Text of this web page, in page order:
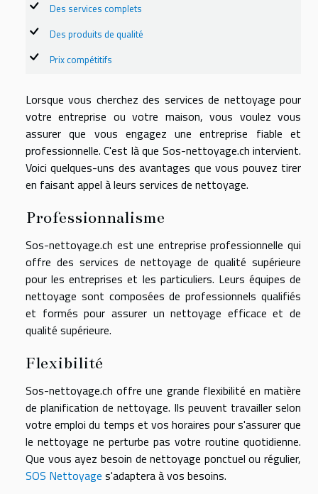
Des services complets
Des produits de qualité
Prix compétitifs
Lorsque vous cherchez des services de nettoyage pour
votre entreprise ou votre maison, vous voulez vous
assurer que vous engagez une entreprise fiable et
professionnelle. C'est là que Sos-nettoyage.ch intervient.
Voici quelques-uns des avantages que vous pouvez tirer
en faisant appel à leurs services de nettoyage.
Professionnalisme
Sos-nettoyage.ch est une entreprise professionnelle qui
offre des services de nettoyage de qualité supérieure
pour les entreprises et les particuliers. Leurs équipes de
nettoyage sont composées de professionnels qualifiés
et formés pour assurer un nettoyage efficace et de
qualité supérieure.
Flexibilité
Sos-nettoyage.ch offre une grande flexibilité en matière
de planification de nettoyage. Ils peuvent travailler selon
votre emploi du temps et vos horaires pour s'assurer que
le nettoyage ne perturbe pas votre routine quotidienne.
Que vous ayez besoin de nettoyage ponctuel ou régulier,
SOS Nettoyage s'adaptera à vos besoins.